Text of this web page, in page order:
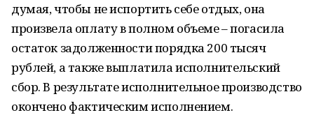
думая, чтобы не испортить себе отдых, она
произвела оплату в полном объеме – погасила
остаток задолженности порядка 200 тысяч
рублей, а также выплатила исполнительский
сбор. В результате исполнительное производство
окончено фактическим исполнением.